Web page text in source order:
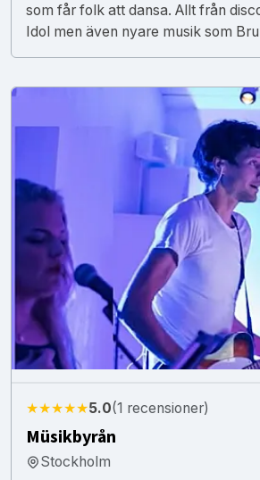
som får folk att dansa. Allt från
Idol men även nyare musik som
★★★★★5.0(1 recensioner)
Müsikbyrån
Stockholm